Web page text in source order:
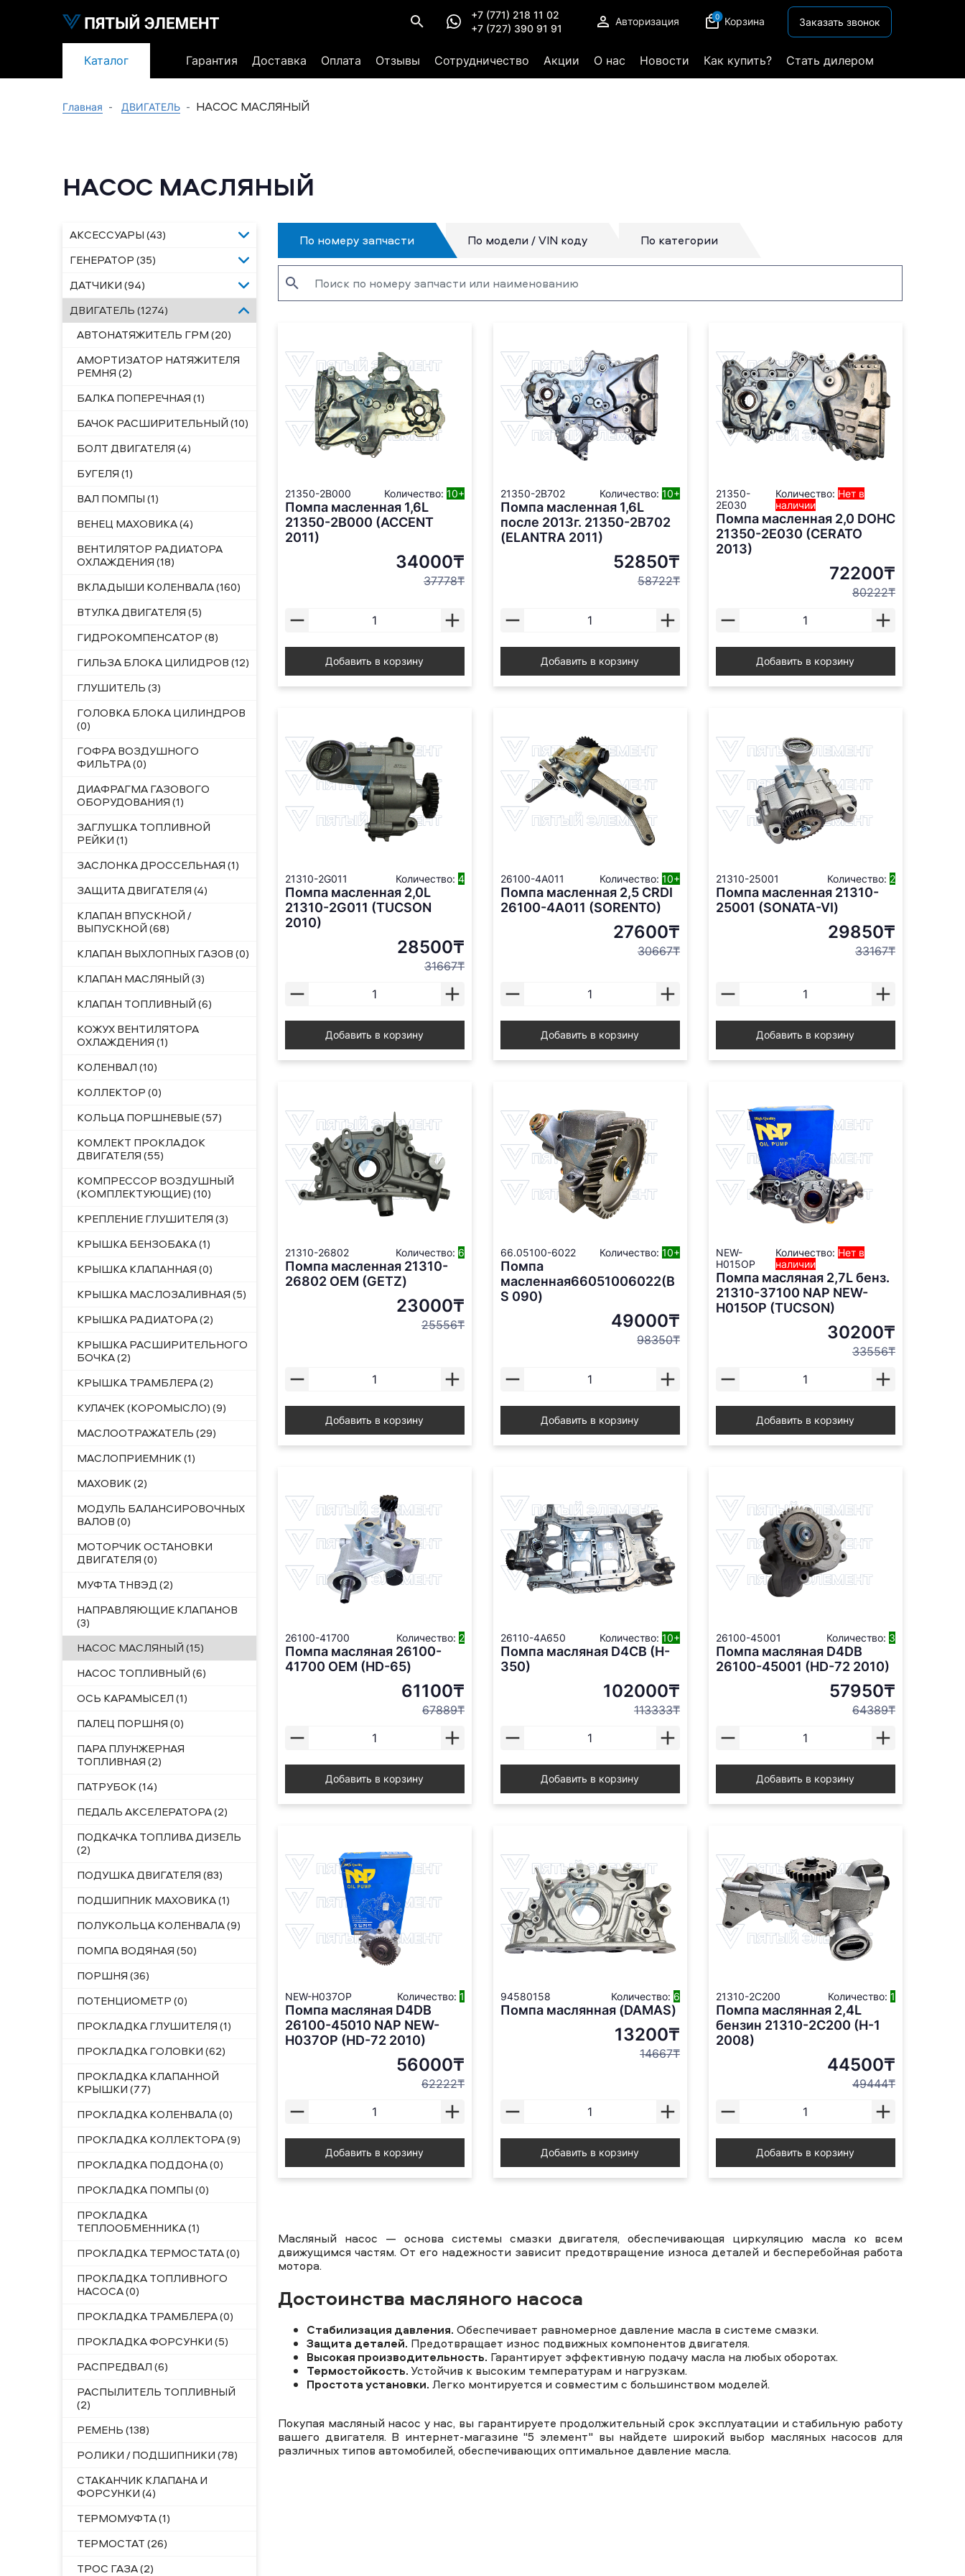
+7 (771) 218 11 02
+7 (727) 390 91 91
Авторизация 0 Корзина Заказать звонок
Каталог Гарантия Доставка Оплата Отзывы Сотрудничество Акции О нас Новости Как купить? Стать дилером
Главная ДВИГАТЕЛЬ НАСОС МАСЛЯНЫЙ
НАСОС МАСЛЯНЫЙ
АКСЕССУАРЫ (43)
ГЕНЕРАТОР (35)
ДАТЧИКИ (94)
ДВИГАТЕЛЬ (1274)
АВТОНАТЯЖИТЕЛЬ ГРМ (20)
АМОРТИЗАТОР НАТЯЖИТЕЛЯ
РЕМНЯ (2)
БАЛКА ПОПЕРЕЧНАЯ (1)
БАЧОК РАСШИРИТЕЛЬНЫЙ (10)
БОЛТ ДВИГАТЕЛЯ (4)
БУГЕЛЯ (1)
ВАЛ ПОМПЫ (1)
ВЕНЕЦ МАХОВИКА (4)
ВЕНТИЛЯТОР РАДИАТОРА
ОХЛАЖДЕНИЯ (18)
ВКЛАДЫШИ КОЛЕНВАЛА (160)
ВТУЛКА ДВИГАТЕЛЯ (5)
ГИДРОКОМПЕНСАТОР (8)
ГИЛЬЗА БЛОКА ЦИЛИДРОВ (12)
ГЛУШИТЕЛЬ (3)
ГОЛОВКА БЛОКА ЦИЛИНДРОВ
(0)
ГОФРА ВОЗДУШНОГО
ФИЛЬТРА (0)
ДИАФРАГМА ГАЗОВОГО
ОБОРУДОВАНИЯ (1)
ЗАГЛУШКА ТОПЛИВНОЙ
РЕЙКИ (1)
ЗАСЛОНКА ДРОССЕЛЬНАЯ (1)
ЗАЩИТА ДВИГАТЕЛЯ (4)
КЛАПАН ВПУСКНОЙ /
ВЫПУСКНОЙ (68)
КЛАПАН ВЫХЛОПНЫХ ГАЗОВ (0)
КЛАПАН МАСЛЯНЫЙ (3)
КЛАПАН ТОПЛИВНЫЙ (6)
КОЖУХ ВЕНТИЛЯТОРА
ОХЛАЖДЕНИЯ (1)
КОЛЕНВАЛ (10)
КОЛЛЕКТОР (0)
КОЛЬЦА ПОРШНЕВЫЕ (57)
КОМЛЕКТ ПРОКЛАДОК
ДВИГАТЕЛЯ (55)
КОМПРЕССОР ВОЗДУШНЫЙ
(КОМПЛЕКТУЮЩИЕ) (10)
КРЕПЛЕНИЕ ГЛУШИТЕЛЯ (3)
КРЫШКА БЕНЗОБАКА (1)
КРЫШКА КЛАПАННАЯ (0)
КРЫШКА МАСЛОЗАЛИВНАЯ (5)
КРЫШКА РАДИАТОРА (2)
КРЫШКА РАСШИРИТЕЛЬНОГО
БОЧКА (2)
КРЫШКА ТРАМБЛЕРА (2)
КУЛАЧЕК (КОРОМЫСЛО) (9)
МАСЛООТРАЖАТЕЛЬ (29)
МАСЛОПРИЕМНИК (1)
МАХОВИК (2)
МОДУЛЬ БАЛАНСИРОВОЧНЫХ
ВАЛОВ (0)
МОТОРЧИК ОСТАНОВКИ
ДВИГАТЕЛЯ (0)
МУФТА ТНВЭД (2)
НАПРАВЛЯЮЩИЕ КЛАПАНОВ
(3)
НАСОС МАСЛЯНЫЙ (15)
НАСОС ТОПЛИВНЫЙ (6)
ОСЬ КАРАМЫСЕЛ (1)
ПАЛЕЦ ПОРШНЯ (0)
ПАРА ПЛУНЖЕРНАЯ
ТОПЛИВНАЯ (2)
ПАТРУБОК (14)
ПЕДАЛЬ АКСЕЛЕРАТОРА (2)
ПОДКАЧКА ТОПЛИВА ДИЗЕЛЬ
(2)
ПОДУШКА ДВИГАТЕЛЯ (83)
ПОДШИПНИК МАХОВИКА (1)
ПОЛУКОЛЬЦА КОЛЕНВАЛА (9)
ПОМПА ВОДЯНАЯ (50)
ПОРШНЯ (36)
ПОТЕНЦИОМЕТР (0)
ПРОКЛАДКА ГЛУШИТЕЛЯ (1)
ПРОКЛАДКА ГОЛОВКИ (62)
ПРОКЛАДКА КЛАПАННОЙ
КРЫШКИ (77)
ПРОКЛАДКА КОЛЕНВАЛА (0)
ПРОКЛАДКА КОЛЛЕКТОРА (9)
ПРОКЛАДКА ПОДДОНА (0)
ПРОКЛАДКА ПОМПЫ (0)
ПРОКЛАДКА
ТЕПЛООБМЕННИКА (1)
ПРОКЛАДКА ТЕРМОСТАТА (0)
ПРОКЛАДКА ТОПЛИВНОГО
НАСОСА (0)
ПРОКЛАДКА ТРАМБЛЕРА (0)
ПРОКЛАДКА ФОРСУНКИ (5)
РАСПРЕДВАЛ (6)
РАСПЫЛИТЕЛЬ ТОПЛИВНЫЙ
(2)
РЕМЕНЬ (138)
РОЛИКИ / ПОДШИПНИКИ (78)
СТАКАНЧИК КЛАПАНА И
ФОРСУНКИ (4)
ТЕРМОМУФТА (1)
ТЕРМОСТАТ (26)
ТРОС ГАЗА (2)
По номеру запчасти По модели / VIN коду По категории
21350-2B000 Количество: 10+
Помпа масленная 1,6L
21350-2B000 (ACCENT
2011)
34000₸
37778₸
Добавить в корзину
21350-2B702 Количество: 10+
Помпа масленная 1,6L
после 2013г. 21350-2B702
(ELANTRA 2011)
52850₸
58722₸
Добавить в корзину
21350-
2E030
Количество: Нет в
наличии
Помпа масленная 2,0 DOHC
21350-2E030 (CERATO
2013)
72200₸
80222₸
Добавить в корзину
21310-2G011 Количество: 4
Помпа масленная 2,0L
21310-2G011 (TUCSON
2010)
28500₸
31667₸
Добавить в корзину
26100-4A011 Количество: 10+
Помпа масленная 2,5 CRDI
26100-4A011 (SORENTO)
27600₸
30667₸
Добавить в корзину
21310-25001 Количество: 2
Помпа масленная 21310-
25001 (SONATA-VI)
29850₸
33167₸
Добавить в корзину
21310-26802 Количество: 6
Помпа масленная 21310-
26802 ОЕМ (GETZ)
23000₸
25556₸
Добавить в корзину
66.05100-6022 Количество: 10+
Помпа
масленная66051006022(B
S 090)
49000₸
98350₸
Добавить в корзину
NEW-
H015OP
Количество: Нет в
наличии
Помпа масляная 2,7L бенз.
21310-37100 NAP NEW-
H015OP (TUCSON)
30200₸
33556₸
Добавить в корзину
26100-41700 Количество: 2
Помпа масляная 26100-
41700 ОЕМ (HD-65)
61100₸
67889₸
Добавить в корзину
26110-4A650 Количество: 10+
Помпа масляная D4CB (H-
350)
102000₸
113333₸
Добавить в корзину
26100-45001 Количество: 3
Помпа масляная D4DB
26100-45001 (HD-72 2010)
57950₸
64389₸
Добавить в корзину
NEW-H037OP Количество: 1
Помпа масляная D4DB
26100-45010 NAP NEW-
H037OP (HD-72 2010)
56000₸
62222₸
Добавить в корзину
94580158 Количество: 6
Помпа маслянная (DAMAS)
13200₸
14667₸
Добавить в корзину
21310-2C200 Количество: 1
Помпа маслянная 2,4L
бензин 21310-2C200 (H-1
2008)
44500₸
49444₸
Добавить в корзину
Масляный насос — основа системы смазки двигателя, обеспечивающая циркуляцию масла ко всем
движущимся частям. От его надежности зависит предотвращение износа деталей и бесперебойная работа
мотора.
Достоинства масляного насоса
Стабилизация давления. Обеспечивает равномерное давление масла в системе смазки.
Защита деталей. Предотвращает износ подвижных компонентов двигателя.
Высокая производительность. Гарантирует эффективную подачу масла на любых оборотах.
Термостойкость.Устойчив к высоким температурам и нагрузкам.
Простота установки. Легко монтируется и совместим с большинством моделей.
Покупая масляный насос у нас, вы гарантируете продолжительный срок эксплуатации и стабильную работу
вашего двигателя. В интернет-магазине "5 элемент" вы найдете широкий выбор масляных насосов для
различных типов автомобилей, обеспечивающих оптимальное давление масла.